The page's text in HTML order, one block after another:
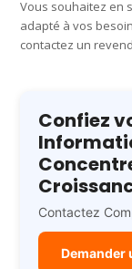
Vous souhaitez en
adapté à vos
contactez un
Confiez
Contactez
Demander